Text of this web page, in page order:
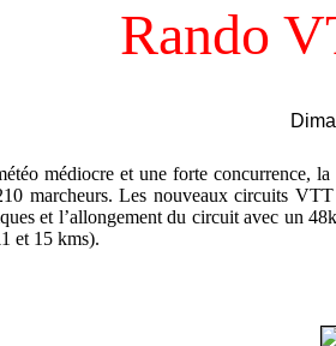
Rando
médiocre et une forte concurrence,
marcheurs. Les nouveaux circuits
et l’allongement du circuit avec un
et 15 kms).